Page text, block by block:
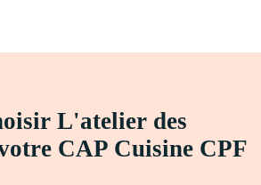
L'atelier des
CAP Cuisine CPF